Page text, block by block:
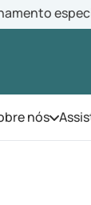
nósAbra o